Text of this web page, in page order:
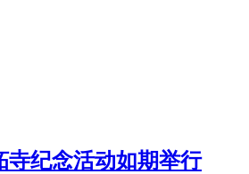
寺纪念活动如期举行